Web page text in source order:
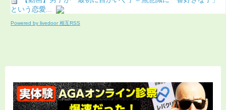
という恋愛...
Powered by livedoor 相互RSS